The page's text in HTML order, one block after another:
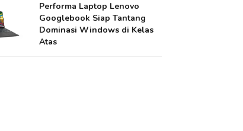
Performa Laptop Lenovo
Googlebook Siap Tantang
Dominasi Windows di Kelas
Atas